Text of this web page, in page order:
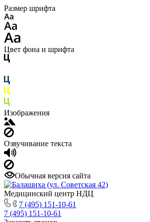
Размер шрифта
Цвет фона и шрифта
Изображения
Озвучивание текста
Обычная версия сайта
Медицинский центр НДЦ
7 (495) 151-10-61
7 (495) 151-10-61